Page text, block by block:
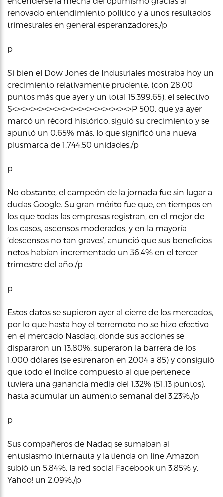
renovado entendimiento político y a unos resultados
trimestrales en general esperanzadores./p
p
Si bien el Dow Jones de Industriales mostraba hoy un
crecimiento relativamente prudente, (con 28,00
puntos más que ayer y un total 15,399,65), el selectivo
S<><><><><><><><><><><><><><><>P 500, que ya ayer
marcó un récord histórico, siguió su crecimiento y se
apuntó un 0.65% más, lo que significó una nueva
plusmarca de 1,744,50 unidades./p
p
No obstante, el campeón de la jornada fue sin lugar a
dudas Google. Su gran mérito fue que, en tiempos en
los que todas las empresas registran, en el mejor de
los casos, ascensos moderados, y en la mayoría
‘descensos no tan graves’, anunció que sus beneficios
netos habían incrementado un 36.4% en el tercer
trimestre del año./p
p
Estos datos se supieron ayer al cierre de los mercados,
por lo que hasta hoy el terremoto no se hizo efectivo
en el mercado Nasdaq, donde sus acciones se
dispararon un 13.80%, superaron la barrera de los
1,000 dólares (se estrenaron en 2004 a 85) y consiguió
que todo el índice compuesto al que pertenece
tuviera una ganancia media del 1.32% (51,13 puntos),
hasta acumular un aumento semanal del 3.23%./p
p
Sus compañeros de Nadaq se sumaban al
entusiasmo internauta y la tienda on line Amazon
subió un 5.84%, la red social Facebook un 3.85% y,
Yahoo! un 2.09%./p